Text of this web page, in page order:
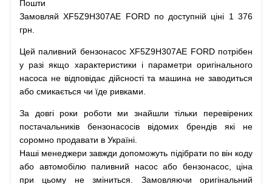
Пошти
Замовляй XF5Z9H307AE FORD по доступній ціні 1 376
грн.
Цей паливний бензонасосXF5Z9H307AE FORD потрібен
у разі якщо характеристики і параметри оригінального
насоса не відповідає дійсності та машина не заводиться
або смикається чи їде ривками
За довгі роки роботи ми знайшли тільки
перевірених
постачальників
бензонасосів відомих брендів які
не
соромно продавати в Україні.
Наші менеджери завжди допоможуть підібрати по він коду
або автомобілю паливний насос або бензонасос,
ціна
при
цьому не зміниться Замовляючи
оригінальний